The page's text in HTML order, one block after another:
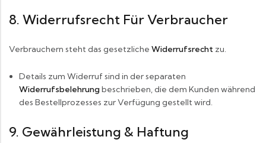
8. Widerrufsrecht Für Verbraucher
Verbrauchern steht das gesetzliche Widerrufsrecht zu.
Details zum Widerruf sind in der separaten
Widerrufsbelehrungbeschrieben, die dem Kunden während
des Bestellprozesses zur Verfügung gestellt wird.
9. Gewährleistung & Haftung